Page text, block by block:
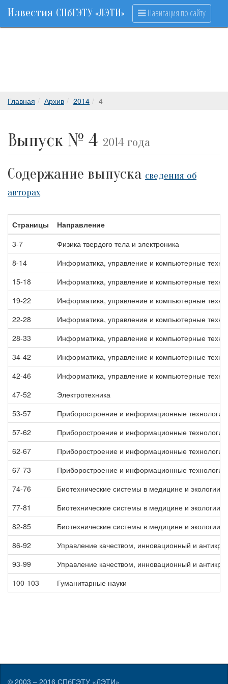
Известия СПбГЭТУ «ЛЭТИ» Навигация по сайту
Главная Архив 2014 4
Выпуск № 4 2014 года
Содержание выпуска сведения об
авторах
Страницы
Направление
3-7
Физика твердого тела и электроника
8-14
Информатика, управление и компьютерные
15-18
Информатика, управление и компьютерные
19-22
Информатика, управление и компьютерные
22-28
Информатика, управление и компьютерные
28-33
Информатика, управление и компьютерные
34-42
Информатика, управление и компьютерные
42-46
Информатика, управление и компьютерные
47-52
Электротехника
53-57
Приборостроение и информационные технологии
57-62
Приборостроение и информационные технологии
62-67
Приборостроение и информационные технологии
67-73
Приборостроение и информационные технологии
74-76
Биотехнические системы в медицине и экологии
77-81
Биотехнические системы в медицине и экологии
82-85
Биотехнические системы в медицине и экологии
86-92
Управление качеством, инновационный и
93-99
Управление качеством, инновационный и
100-103
Гуманитарные науки
© 2003 – 2016 СПбГЭТУ «ЛЭТИ»